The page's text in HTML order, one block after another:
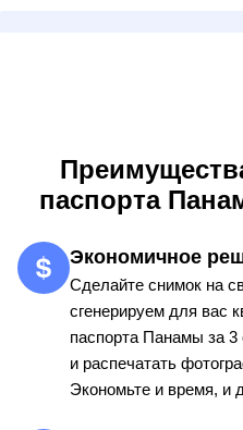
паспорта
Экономичное
Сделайте снимок на
сгенерируем для вас
паспорта Панамы за
и распечатать
Экономьте и время, и